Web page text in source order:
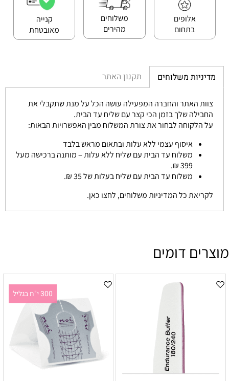
אלופים
בתחום
משלוחים
מהירים
קנייה
מאובטחת
מדיניות משלוחים תקנון האתר
צוות האתר והחברה המפעילה עושה הכל על מנת שתקבלי את
החבילה שלך בזמן הכי קצר עם שליח עד הבית.
על הלקוחה לבחור את צורת המשלוח מבין האפשרויות הבאות:
איסוף עצמי ללא עלות ובתאום מראש בלבד
משלוח עד הבית עם שליח ללא עלות – מותנה ברכישה מעל
399 ₪.
משלוח עד הבית עם שליח בעלות של 35 ₪.
לקריאת כל המדיניות משלוחים, לחצו כאן.
מוצרים דומים
300 י"ח בגליל